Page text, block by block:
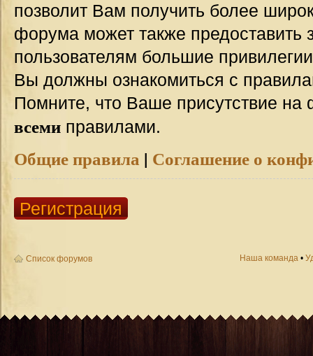
позволит Вам получить более
форума может также предоставить
пользователям большие
Вы должны ознакомиться с
Помните, что Ваше присутствие на
всеми правилами.
Общие правила | Соглашение о
Регистрация
Список форумов Наша команда •